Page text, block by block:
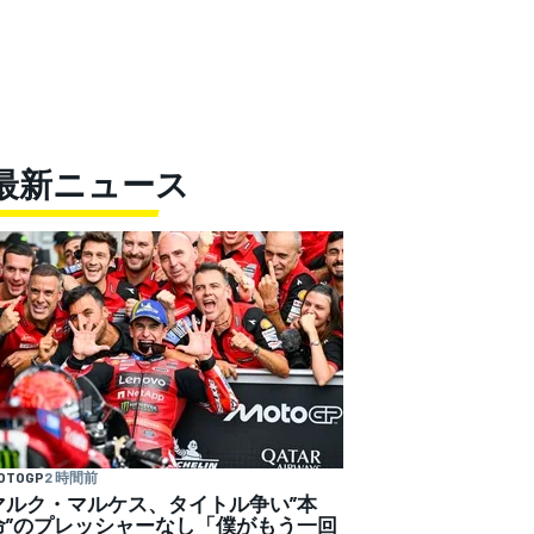
新ニュース
2 時間前
ルク・マルケス、タイトル争い”本
”のプレッシャーなし「僕がもう一回